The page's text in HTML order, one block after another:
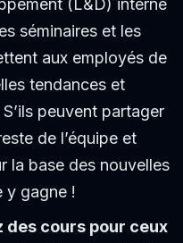
(L&D) interne
séminaires et les
aux employés de
tendances et
peuvent partager
de l’équipe et
la base des nouvelles
y gagne !
des cours pour ceux